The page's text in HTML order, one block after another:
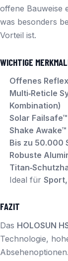
offene Bauweise
was besonders
Vorteil ist.
WICHTIGE
Offenes
Multi‑Reticle
Kombination)
Solar
Shake
Bis zu 50.000
Robuste
Ideal für
FAZIT
Das HOLOSUN
Technologie,